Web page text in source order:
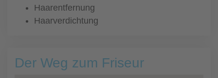
Haarentfernung
Haarverdichtung
Der Weg zum Friseur